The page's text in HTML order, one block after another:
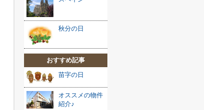
秋分の日
おすすめ記事
苗字の日
オススメの物件
紹介♪